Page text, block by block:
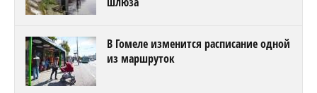
В Гомеле изменится расписание одной
из маршруток